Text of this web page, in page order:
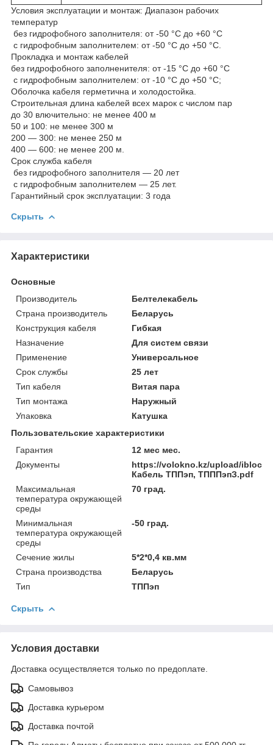
Условия эксплуатации и монтаж: Диапазон рабочих
температур
без гидрофобного заполнителя: от -50 °С до +60 °С
с гидрофобным заполнителем: от -50 °С до +50 °С.
Прокладка и монтаж кабелей
без гидрофобного заполненителя: от -15 °С до +60 °С
с гидрофобным заполнителем: от -10 °С до +50 °С;
Оболочка кабеля герметична и холодостойка.
Строительная длина кабелей всех марок с числом пар
до 30 влючительно: не менее 400 м
50 и 100: не менее 300 м
200 — 300: не менее 250 м
400 — 600: не менее 200 м.
Срок служба кабеля
без гидрофобного заполнителя — 20 лет
с гидрофобным заполнителем — 25 лет.
Гарантийный срок эксплуатации: 3 года
Скрыть
Характеристики
Основные
Производитель
Белтелекабель
Страна производитель
Беларусь
Конструкция кабеля
Гибкая
Назначение
Для систем связи
Применение
Универсальное
Срок службы
25 лет
Тип кабеля
Витая пара
Тип монтажа
Наружный
Упаковка
Катушка
Пользовательские характеристики
Гарантия
12 мес мес.
Документы
https://volokno.kz/upload/iblock/
Кабель ТППэп, ТПППэпЗ.pdf
Максимальная
температура окружающей
среды
70 град.
Минимальная
температура окружающей
среды
-50 град.
Сечение жилы
5*2*0,4 кв.мм
Страна производства
Беларусь
Тип
ТППэп
Скрыть
Условия доставки
Доставка осуществляется только по предоплате.
Самовывоз
Доставка курьером
Доставка почтой